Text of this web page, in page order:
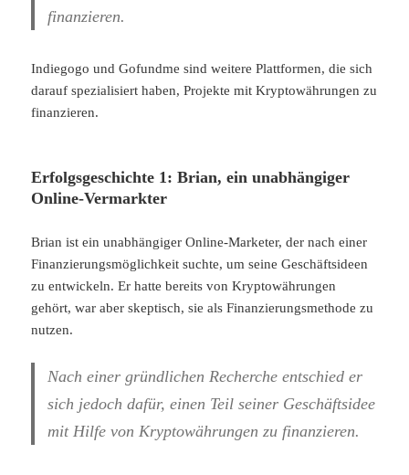
finanzieren.
Indiegogo und Gofundme sind weitere Plattformen, die sich
darauf spezialisiert haben, Projekte mit Kryptowährungen zu
finanzieren.
Erfolgsgeschichte 1: Brian, ein unabhängiger
Online-Vermarkter
Brian ist ein unabhängiger Online-Marketer, der nach einer
Finanzierungsmöglichkeit suchte, um seine Geschäftsideen
zu entwickeln. Er hatte bereits von Kryptowährungen
gehört, war aber skeptisch, sie als Finanzierungsmethode zu
nutzen.
Nach einer gründlichen Recherche entschied er
sich jedoch dafür, einen Teil seiner Geschäftsidee
mit Hilfe von Kryptowährungen zu finanzieren.